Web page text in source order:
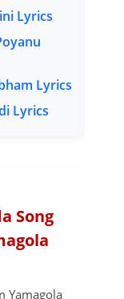
Lyrics
Lyrics
Lyrics
Song
Yamagola